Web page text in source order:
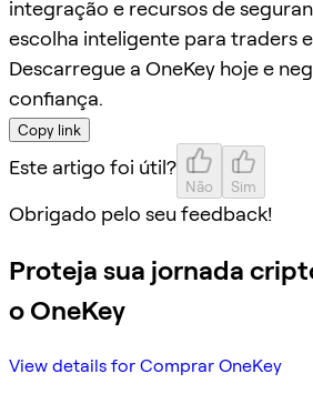
integração e recursos de
escolha inteligente para traders
Descarregue a OneKey hoje e
confiança.
Copy link
Este artigo foi útil?
Não Sim
Obrigado pelo seu feedback!
Proteja sua jornada
o OneKey
View details for Comprar OneKey